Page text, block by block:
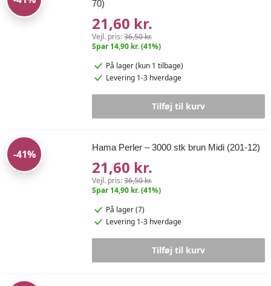
70)
21,60 kr.
Vejl. pris:36,50 kr.
Spar 14,90 kr. (41%)
På lager(kun 1 tilbage)
Levering 1-3 hverdage
Tilføj til kurv
-41%
Hama Perler – 3000 stk brun Midi (201-12)
21,60 kr.
Vejl. pris:36,50 kr.
Spar 14,90 kr. (41%)
På lager (7)
Levering 1-3 hverdage
Tilføj til kurv